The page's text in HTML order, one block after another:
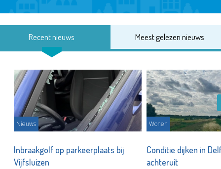
Recent nieuws Meest gelezen nieuws
Nieuws
Inbraakgolf op parkeerplaats bij
Vijfsluizen
Wonen
Conditie dijken in
achteruit